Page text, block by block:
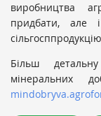
виробництва
придбати, але
Більш
мінеральних